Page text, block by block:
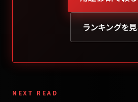
ランキングを
NEXT READ